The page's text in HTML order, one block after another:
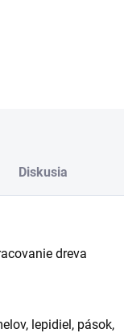
Diskusia
dreva
lepidiel, pások,